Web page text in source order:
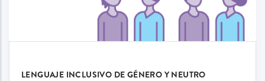
LENGUAJE INCLUSIVO DE GÉNERO Y NEUTRO